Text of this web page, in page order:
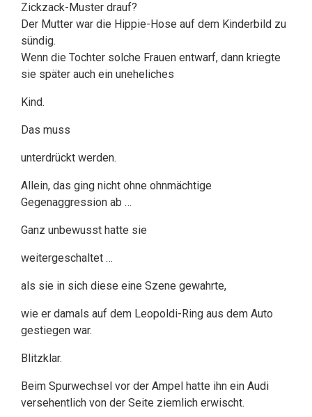
Zickzack-Muster drauf?
Der Mutter war die Hippie-Hose auf dem Kinderbild zu
sündig.
Wenn die Tochter solche Frauen entwarf, dann kriegte
sie später auch ein uneheliches
Kind.
Das muss
unterdrückt werden.
Allein, das ging nicht ohne ohnmächtige
Gegenaggression ab …
Ganz unbewusst hatte sie
weitergeschaltet …
als sie in sich diese eine Szene gewahrte,
wie er damals auf dem Leopoldi-Ring aus dem Auto
gestiegen war.
Blitzklar.
Beim Spurwechsel vor der Ampel hatte ihn ein Audi
versehentlich von der Seite ziemlich erwischt.